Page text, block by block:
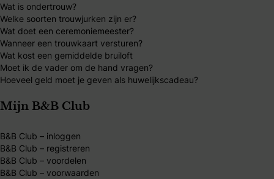
Wat is ondertrouw?
Welke soorten trouwjurken zijn er?
Wat doet een ceremoniemeester?
Wanneer een trouwkaart versturen?
Wat kost een gemiddelde bruiloft
Moet ik de vader om de hand vragen?
Hoeveel geld moet je geven als huwelijkscadeau?
Mijn B&B Club
B&B Club – inloggen
B&B Club – registreren
B&B Club – voordelen
B&B Club – voorwaarden